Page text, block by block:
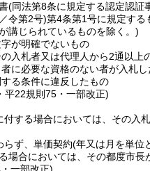
(同法第8条に規定する認定認証
令第2号)第4条第1号に規定する
講じられているものを除く。)
が明確でないもの
入札者又は代理人から2通以上
に必要な資格のない者が入札
る条件に違反したもの
平22規則75・一部改正)
付する場合においては、その入
らず、単価契約(年又は月を単位
場合においては、その都度市